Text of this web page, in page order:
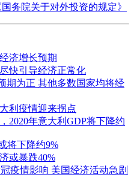
务院关于对外投资的规定》
济增长预期
快引导经济正常化
期为正 其他多数国家均将经
利疫情迎来拐点
2020年意大利GDP将下降约
将下降约9%
或暴跌40%
疫情影响 美国经济活动急剧